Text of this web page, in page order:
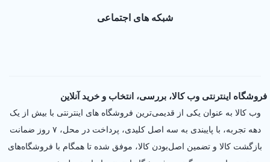
شبکه های اجتماعی
فروشگاه اینترنتی وب کالا، بررسی، انتخاب و خرید آنلاین
وب کالا به عنوان یکی از قدیمی‌ترین فروشگاه های اینترنتی با بیش از یک
دهه تجربه، با پایبندی به سه اصل کلیدی، پرداخت در محل، ۷ روز ضمانت
بازگشت کالا و تضمین اصل‌بودن کالا، موفق شده تا همگام با فروشگاه‌های